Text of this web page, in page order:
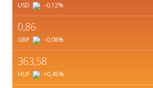
USD –0,12%
0,86
GBP –0,08%
363,58
HUF +0,45%